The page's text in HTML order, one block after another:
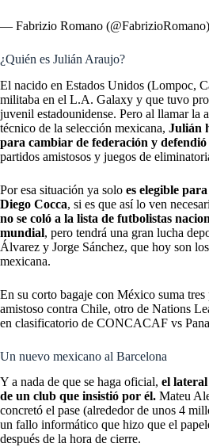
— Fabrizio Romano (@FabrizioRomano)
¿Quién es Julián Araujo?
El nacido en Estados Unidos (Lompoc,
militaba en el L.A. Galaxy y que tuvo
juvenil estadounidense. Pero al llamar la
técnico de la selección mexicana, Julián
para cambiar de federación y
partidos amistosos y juegos de
Por esa situación ya solo es elegible
Diego Cocca, si es que así lo ven
no se coló a la lista de futbolistas
mundial, pero tendrá una gran lucha
Álvarez y Jorge Sánchez, que hoy son
mexicana.
En su corto bagaje con México suma
amistoso contra Chile, otro de Nations
en clasificatorio de CONCACAF vs
Un nuevo mexicano al Barcelona
Y a nada de que se haga oficial, el
de un club que insistió por él. Mateu
concretó el pase (alrededor de unos 4
un fallo informático que hizo que el
después de la hora de cierre.